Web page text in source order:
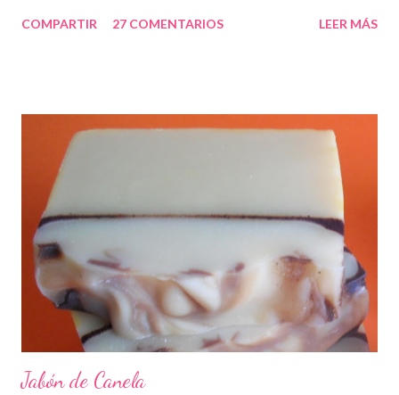
COMPARTIR 27 COMENTARIOS LEER MÁS
Jabón de Canela